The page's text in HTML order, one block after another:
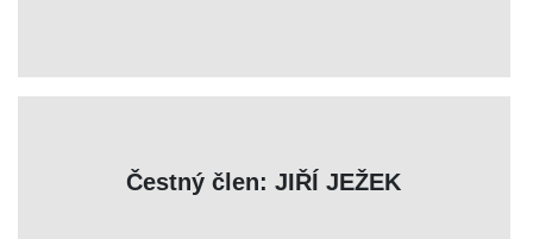
Čestný člen: JIŘÍ JEŽEK